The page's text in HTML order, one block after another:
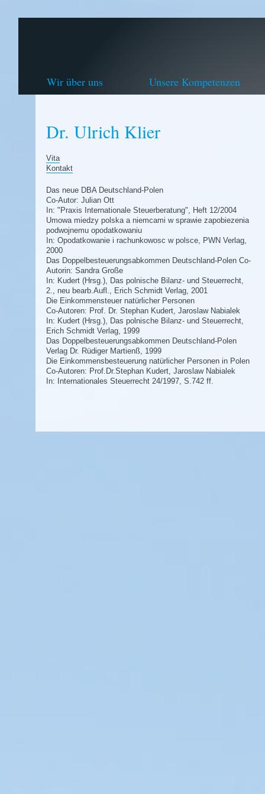
Wir über uns Unsere Kompetenzen
Dr. Ulrich Klier
Vita
Kontakt
Das neue DBA Deutschland-Polen
Co-Autor: Julian Ott
In: "Praxis Internationale Steuerberatung", Heft 12/2004
Umowa miedzy polska a niemcami w sprawie zapobiezenia
podwojnemu opodatkowaniu
In: Opodatkowanie i rachunkowosc w polsce, PWN Verlag,
2000
Das Doppelbesteuerungsabkommen Deutschland-Polen Co-
Autorin: Sandra Große
In: Kudert (Hrsg.), Das polnische Bilanz- und Steuerrecht,
2., neu bearb.Aufl., Erich Schmidt Verlag, 2001
Die Einkommensteuer natürlicher Personen
Co-Autoren: Prof. Dr. Stephan Kudert, Jaroslaw Nabialek
In: Kudert (Hrsg.), Das polnische Bilanz- und Steuerrecht,
Erich Schmidt Verlag, 1999
Das Doppelbesteuerungsabkommen Deutschland-Polen
Verlag Dr. Rüdiger Martienß, 1999
Die Einkommensbesteuerung natürlicher Personen in Polen
Co-Autoren: Prof.Dr.Stephan Kudert, Jaroslaw Nabialek
In: Internationales Steuerrecht 24/1997, S.742 ff.